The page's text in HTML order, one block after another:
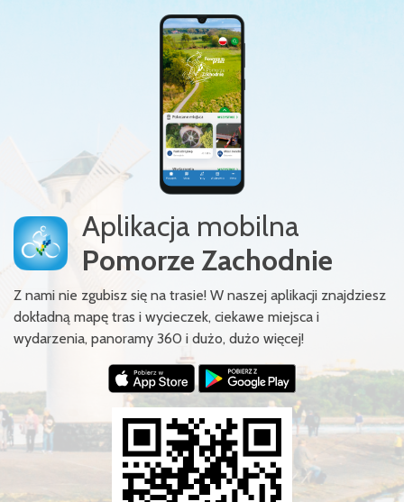
Aplikacja mobilna
Pomorze Zachodnie
Z nami nie zgubisz się na trasie! W naszej aplikacji znajdziesz
dokładną mapę tras i wycieczek, ciekawe miejsca i
wydarzenia, panoramy 360 i dużo, dużo więcej!